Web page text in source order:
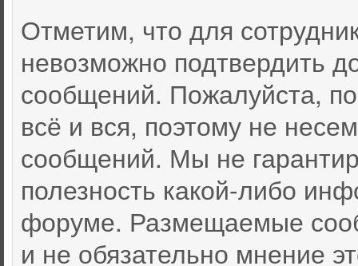
Отметим, что для
невозможно подтвердить
сообщений. Пожалуйста,
всё и вся, поэтому не
сообщений. Мы не
полезность какой-либо
форуме. Размещаемые
и не обязательно мнение